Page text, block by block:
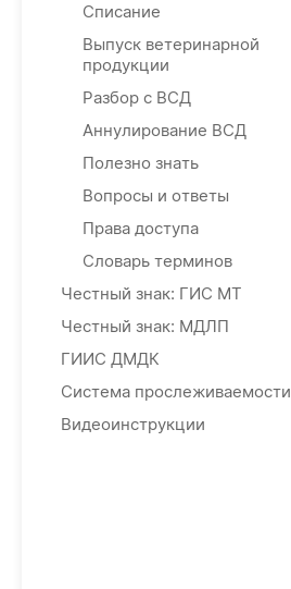
Списание
Выпуск ветеринарной
продукции
Разбор с ВСД
Аннулирование ВСД
Полезно знать
Вопросы и ответы
Права доступа
Словарь терминов
Честный знак: ГИС МТ
Честный знак: МДЛП
ГИИС ДМДК
Система прослеживаемости
Видеоинструкции